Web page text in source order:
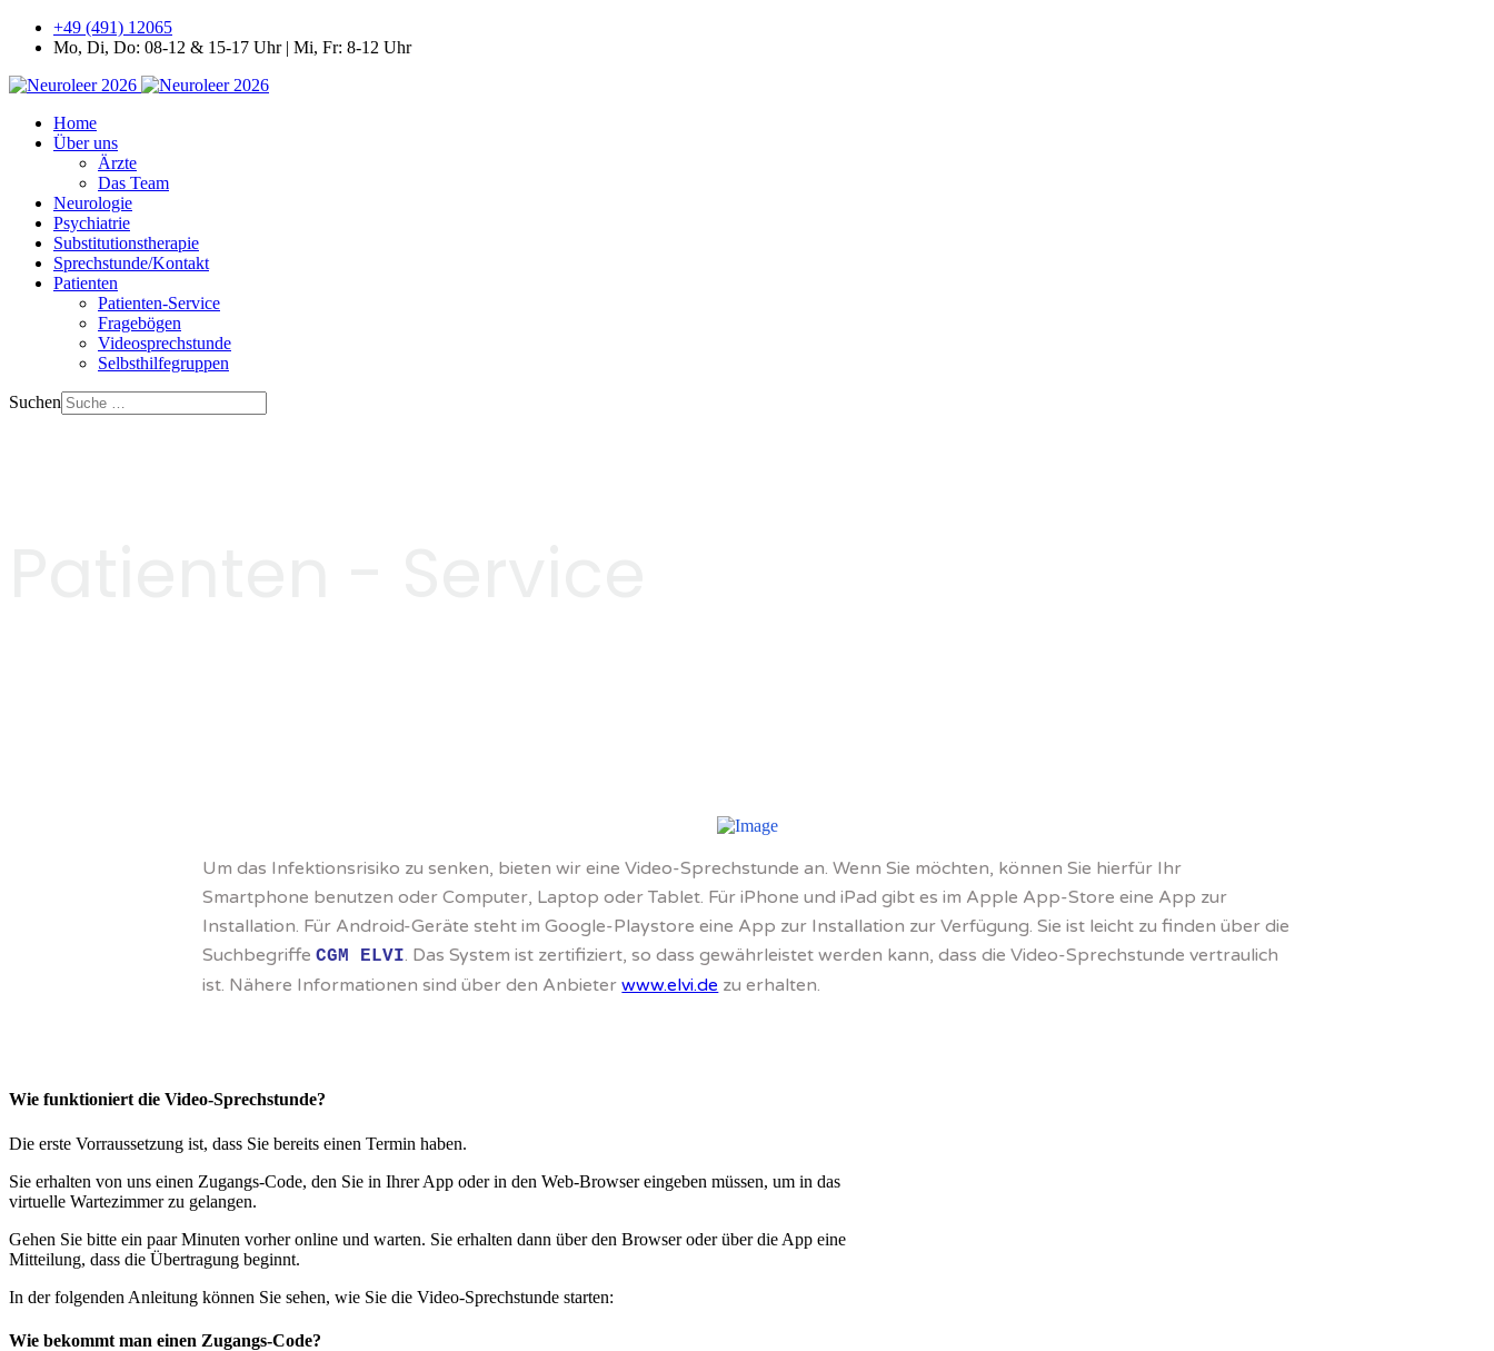
+49 (491) 12065
Mo, Di, Do: 08-12 & 15-17 Uhr | Mi, Fr: 8-12 Uhr
Home
Über uns
Ärzte
Das Team
Neurologie
Psychiatrie
Substitutionstherapie
Sprechstunde/Kontakt
Patienten
Patienten-Service
Fragebögen
Videosprechstunde
Selbsthilfegruppen
Suchen
Um das Infektionsrisiko zu senken, bieten wir eine Video-Sprechstunde an. Wenn Sie möchten, können Sie hierfür Ihr
Smartphone benutzen oder Computer, Laptop oder Tablet. Für iPhone und iPad gibt es im Apple App-Store eine App zur
Installation. Für Android-Geräte steht im Google-Playstore eine App zur Installation zur Verfügung. Sie ist leicht zu finden über die
SuchbegriffeCGM ELVI. Das System ist zertifiziert, so dass gewährleistet werden kann, dass die Video-Sprechstunde vertraulich
ist. Nähere Informationen sind über den Anbieterwww.elvi.de zu erhalten.
Wie funktioniert die Video-Sprechstunde?
Die erste Vorraussetzung ist, dass Sie bereits einen Termin haben.
Sie erhalten von uns einen Zugangs-Code, den Sie in Ihrer App oder in den Web-Browser eingeben müssen, um in das
virtuelle Wartezimmer zu gelangen.
Gehen Sie bitte ein paar Minuten vorher online und warten. Sie erhalten dann über den Browser oder über die App eine
Mitteilung, dass die Übertragung beginnt.
In der folgenden Anleitung können Sie sehen, wie Sie die Video-Sprechstunde starten:
Wie bekommt man einen Zugangs-Code?